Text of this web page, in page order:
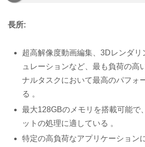
長所:
超高解像度動画編集、3Dレンダリ
ュレーションなど、最も負荷の高
ナルタスクにおいて最高のパフォ
る 。
最大128GBのメモリを搭載可能で
ットの処理に適している 。
特定の高負荷なアプリケーション